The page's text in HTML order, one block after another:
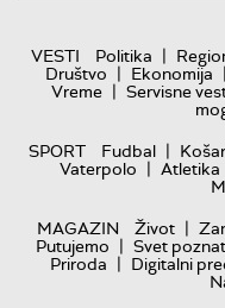
VESTI Politika |
Društvo | Ekonomija |
Vreme | Servisne
SPORT
Fudbal |
Vaterpolo | Atletika
MAGAZIN
Život |
Putujemo | Svet
Priroda | Digitalni